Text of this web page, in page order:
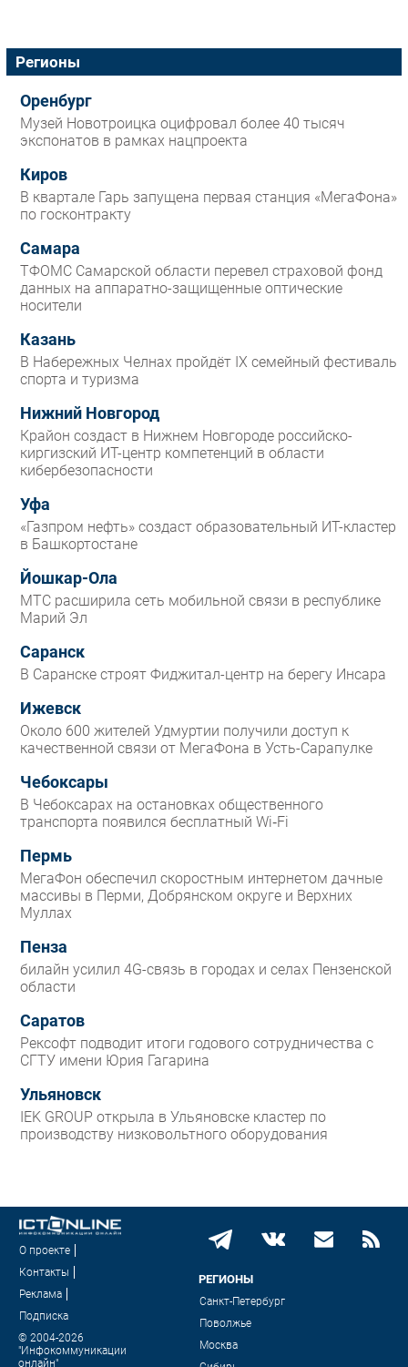
Регионы
Оренбург
Музей Новотроицка оцифровал более 40 тысяч
экспонатов в рамках нацпроекта
Киров
В квартале Гарь запущена первая станция «МегаФона»
по госконтракту
Самара
ТФОМС Самарской области перевел страховой фонд
данных на аппаратно-защищенные оптические
носители
Казань
В Набережных Челнах пройдёт IX семейный фестиваль
спорта и туризма
Нижний Новгород
Крайон создаст в Нижнем Новгороде российско-
киргизский ИТ-центр компетенций в области
кибербезопасности
Уфа
«Газпром нефть» создаст образовательный ИТ-кластер
в Башкортостане
Йошкар-Ола
МТС расширила сеть мобильной связи в республике
Марий Эл
Саранск
В Саранске строят Фиджитал-центр на берегу Инсара
Ижевск
Около 600 жителей Удмуртии получили доступ к
качественной связи от МегаФона в Усть-Сарапулке
Чебоксары
В Чебоксарах на остановках общественного
транспорта появился бесплатный Wi‑Fi
Пермь
МегаФон обеспечил скоростным интернетом дачные
массивы в Перми, Добрянском округе и Верхних
Муллах
Пенза
билайн усилил 4G-связь в городах и селах Пензенской
области
Саратов
Рексофт подводит итоги годового сотрудничества с
СГТУ имени Юрия Гагарина
Ульяновск
IEK GROUP открыла в Ульяновске кластер по
производству низковольтного оборудования
О проекте
Контакты
Реклама
Подписка
© 2004-2026
"Инфокоммуникации
онлайн"
РЕГИОНЫ
Санкт-Петербург
Поволжье
Москва